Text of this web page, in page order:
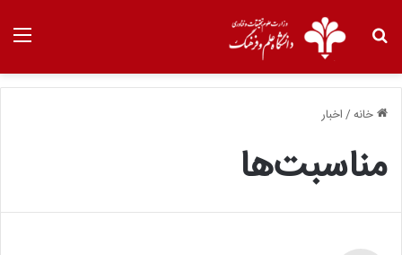
خانه/اخبار
مناسبت‌ها